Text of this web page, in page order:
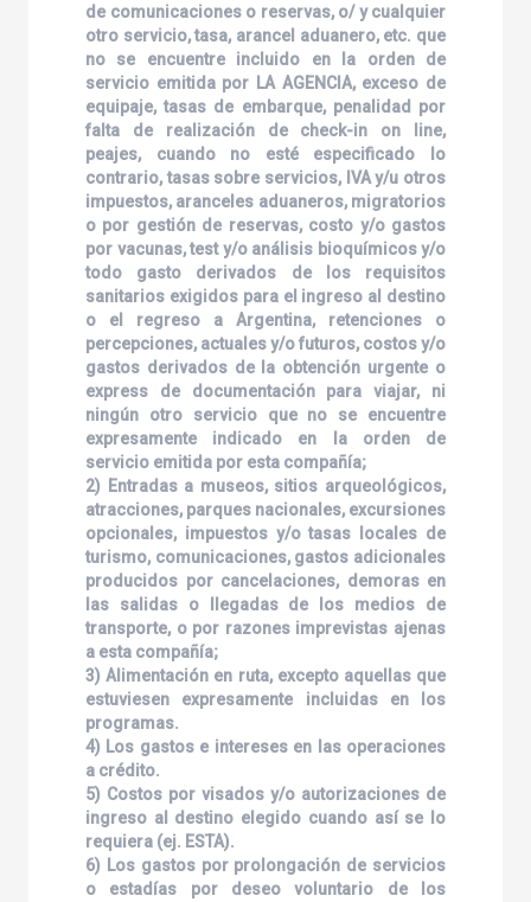
de comunicaciones o reservas, o/ y cualquier
otro servicio, tasa, arancel aduanero, etc. que
no se encuentre incluido en la orden de
servicio emitida por LA AGENCIA, exceso de
equipaje, tasas de embarque, penalidad por
falta de realización de check-in on line,
peajes, cuando no esté especificado lo
contrario, tasas sobre servicios, IVA y/u otros
impuestos, aranceles aduaneros, migratorios
o por gestión de reservas, costo y/o gastos
por vacunas, test y/o análisis bioquímicos y/o
todo gasto derivados de los requisitos
sanitarios exigidos para el ingreso al destino
o el regreso a Argentina, retenciones o
percepciones, actuales y/o futuros, costos y/o
gastos derivados de la obtención urgente o
express de documentación para viajar, ni
ningún otro servicio que no se encuentre
expresamente indicado en la orden de
servicio emitida por esta compañía;
2) Entradas a museos, sitios arqueológicos,
atracciones, parques nacionales, excursiones
opcionales, impuestos y/o tasas locales de
turismo, comunicaciones, gastos adicionales
producidos por cancelaciones, demoras en
las salidas o llegadas de los medios de
transporte, o por razones imprevistas ajenas
a esta compañía;
3) Alimentación en ruta, excepto aquellas que
estuviesen expresamente incluidas en los
programas.
4) Los gastos e intereses en las operaciones
a crédito.
5) Costos por visados y/o autorizaciones de
ingreso al destino elegido cuando así se lo
requiera (ej. ESTA).
6) Los gastos por prolongación de servicios
o estadías por deseo voluntario de los